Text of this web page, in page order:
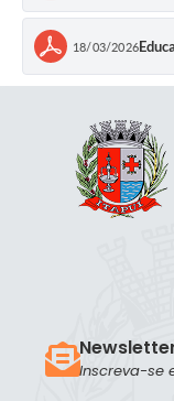
18/03/2026
Inscreva-se